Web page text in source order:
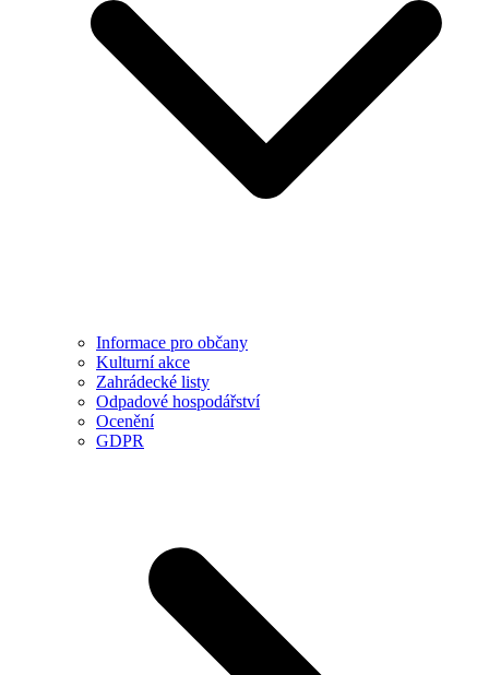
Informace pro občany
Kulturní akce
Zahrádecké listy
Odpadové hospodářství
Ocenění
GDPR